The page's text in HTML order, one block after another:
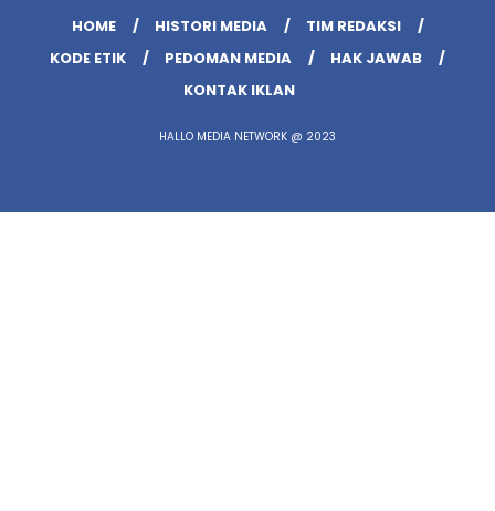
HOME HISTORI MEDIA
TIM REDAKSI
KODE ETIK
PEDOMAN MEDIA
HAK JAWAB
KONTAK IKLAN
HALLO MEDIA NETWORK @ 2023